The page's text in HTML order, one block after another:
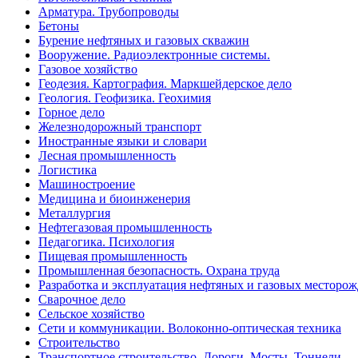
Арматура. Трубопроводы
Бетоны
Бурение нефтяных и газовых скважин
Вооружение. Радиоэлектронные системы.
Газовое хозяйство
Геодезия. Картография. Маркшейдерское дело
Геология. Геофизика. Геохимия
Горное дело
Железнодорожный транспорт
Иностранные языки и словари
Лесная промышленность
Логистика
Машиностроение
Медицина и биоинженерия
Металлургия
Нефтегазовая промышленность
Педагогика. Психология
Пищевая промышленность
Промышленная безопасность. Охрана труда
Разработка и эксплуатация нефтяных и газовых
Сварочное дело
Сельское хозяйство
Сети и коммуникации. Волоконно-оптическая техника
Строительство